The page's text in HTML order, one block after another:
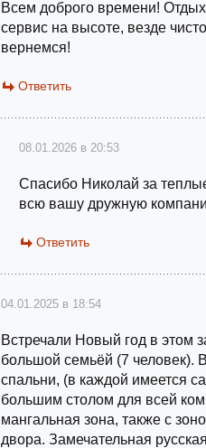
Всем доброго времени!
сервис на высоте, везде
вернемся!
Ответить
08.01.2026 в 20:53
Спасибо Николай за
всю вашу дружную
Ответить
04.01.2025 в 18:54
Встречали Новый год в этом
большой семьёй (7 человек).
спальни, (в каждой имеется
большим столом для всей
мангальная зона, также с
двора. Замечательная